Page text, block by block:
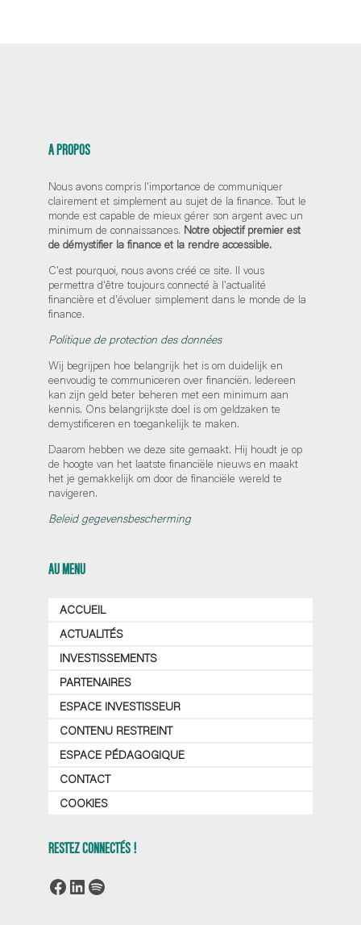
A PROPOS
Nous avons compris l'importance de communiquer
clairement et simplement au sujet de la finance. Tout le
monde est capable de mieux gérer son argent avec un
minimum de connaissances. Notre objectif premier est
de démystifier la finance et la rendre accessible.
C'est pourquoi, nous avons créé ce site. Il vous
permettra d'être toujours connecté à l'actualité
financière et d'évoluer simplement dans le monde de la
finance.
Politique de protection des données
Wij begrijpen hoe belangrijk het is om duidelijk en
eenvoudig te communiceren over financiën. Iedereen
kan zijn geld beter beheren met een minimum aan
kennis. Ons belangrijkste doel is om geldzaken te
demystificeren en toegankelijk te maken.
Daarom hebben we deze site gemaakt. Hij houdt je op
de hoogte van het laatste financiële nieuws en maakt
het je gemakkelijk om door de financiële wereld te
navigeren.
Beleid gegevensbescherming
AU MENU
ACCUEIL
ACTUALITÉS
INVESTISSEMENTS
PARTENAIRES
ESPACE INVESTISSEUR
CONTENU RESTREINT
ESPACE PÉDAGOGIQUE
CONTACT
COOKIES
RESTEZ CONNECTÉS !
Facebook
LinkedIn
Spotify